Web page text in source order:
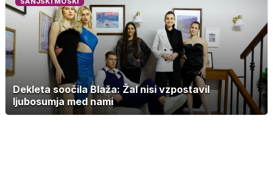
Dekleta soočila Blaža: Žal nisi vzpostavil
ljubosumja med nami